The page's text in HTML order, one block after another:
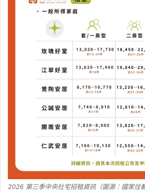
2026 第三季中央社宅招租資訊（圖源：國家住